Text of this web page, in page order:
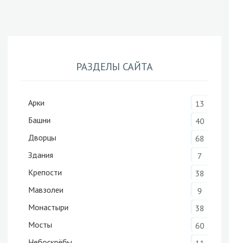
РАЗДЕЛЫ САЙТА
Арки
13
Башни
40
Дворцы
68
Здания
7
Крепости
38
Мавзолеи
9
Монастыри
38
Мосты
60